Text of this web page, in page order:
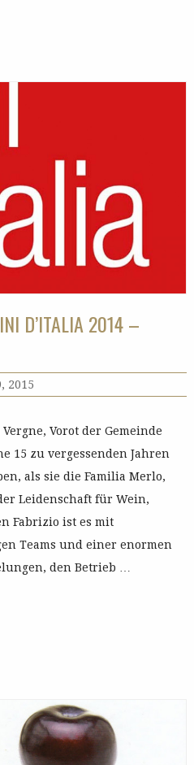
D’ITALIA 2014 –
2015
Vorot der Gemeinde
15 zu vergessenden Jahren
als sie die Familia Merlo,
Leidenschaft für Wein,
Fabrizio ist es mit
Teams und einer enormen
den Betrieb …